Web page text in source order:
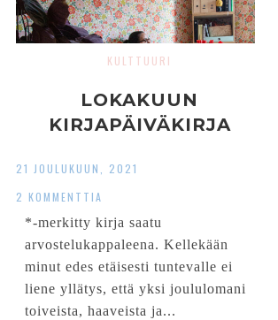
KULTTUURI
LOKAKUUN
KIRJAPÄIVÄKIRJA
21 JOULUKUUN, 2021
2 KOMMENTTIA
*-merkitty kirja saatu
arvostelukappaleena. Kellekään
minut edes etäisesti tuntevalle ei
liene yllätys, että yksi joululomani
toiveista, haaveista ja...